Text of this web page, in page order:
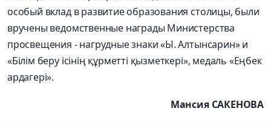
особый вклад в развитие образования столицы, были
вручены ведомственные награды Министерства
просвещения - нагрудные знаки «Ы. Алтынсарин» и
«Білім беру ісінің құрметті қызметкері», медаль «Еңбек
ардагері».
Мансия САКЕНОВА